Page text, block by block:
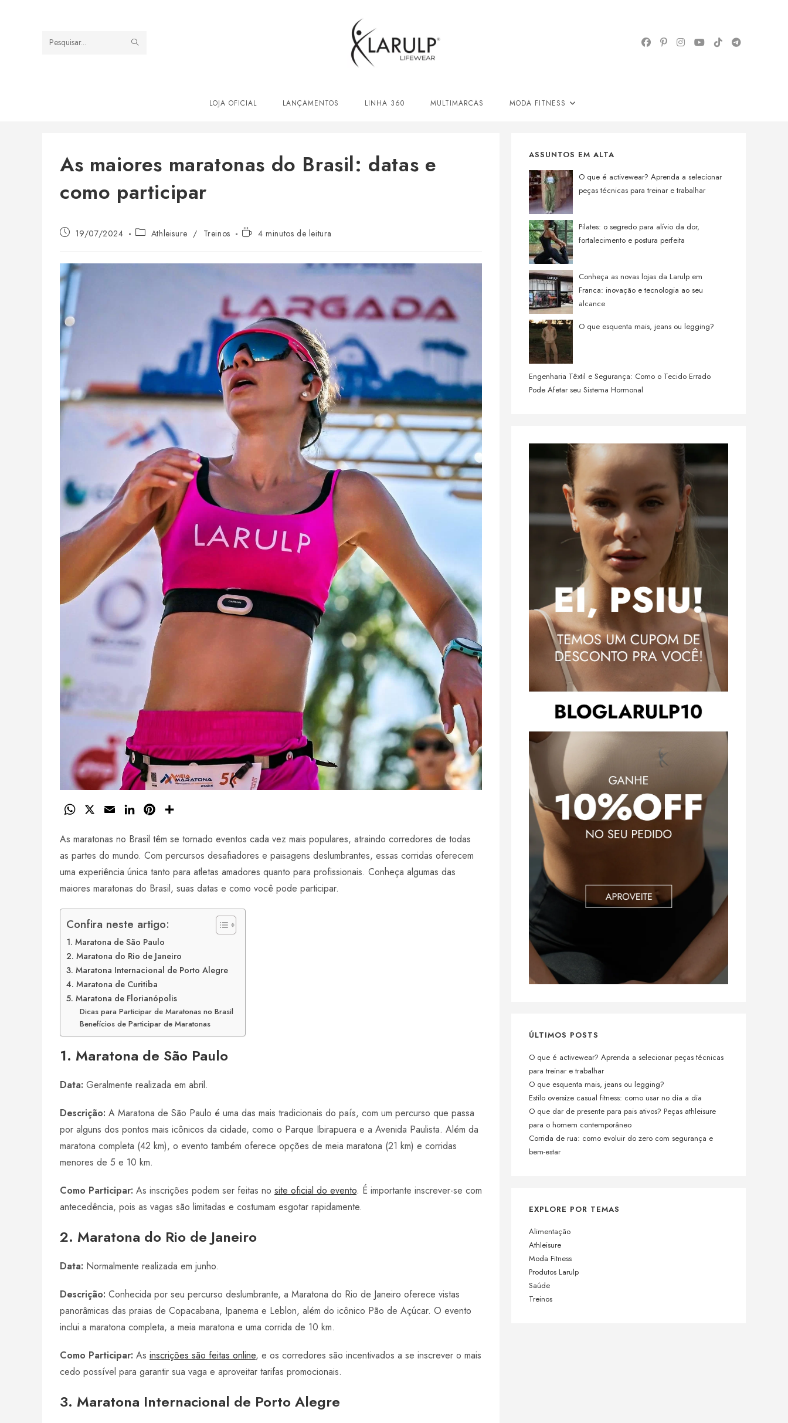
Pesquisar
LOJA OFICIAL LANÇAMENTOS LINHA 360 MULTIMARCAS MODA FITNESS
As maiores maratonas do Brasil: datas e
como participar
Post 19/07/2024
Categoria
Athleisure / Treinos
Tempo4 minutos de leitura
W
a
t
s
A
a
i
l
n
k
e
d
n
t
e
r
t
a
r
e
As maratonas no Brasil têm se tornado eventos cada vez mais populares, atraindo corredores de todas
as partes do mundo. Com percursos desafiadores e paisagens deslumbrantes, essas corridas oferecem
uma experiência única tanto para atletas amadores quanto para profissionais. Conheça algumas das
maiores maratonas do Brasil, suas datas e como você pode participar.
Confira neste artigo:
1. Maratona de São Paulo
2. Maratona do Rio de Janeiro
3. Maratona Internacional de Porto Alegre
4. Maratona de Curitiba
5. Maratona de Florianópolis
Dicas para Participar de Maratonas no Brasil
Benefícios de Participar de Maratonas
1. Maratona de São Paulo
Data: Geralmente realizada em abril.
Descrição: A Maratona de São Paulo é uma das mais tradicionais do país, com um percurso que passa
por alguns dos pontos mais icônicos da cidade, como o Parque Ibirapuera e a Avenida Paulista. Além da
maratona completa (42 km), o evento também oferece opções de meia maratona (21 km) e corridas
menores de 5 e 10 km.
Como Participar: As inscrições podem ser feitas no site oficial do evento. É importante inscrever-se com
antecedência, pois as vagas são limitadas e costumam esgotar rapidamente.
2. Maratona do Rio de Janeiro
Data: Normalmente realizada em junho.
Descrição: Conhecida por seu percurso deslumbrante, a Maratona do Rio de Janeiro oferece vistas
panorâmicas das praias de Copacabana, Ipanema e Leblon, além do icônico Pão de Açúcar. O evento
inclui a maratona completa, a meia maratona e uma corrida de 10 km.
Como Participar: As inscrições são feitas online, e os corredores são incentivados a se inscrever o mais
cedo possível para garantir sua vaga e aproveitar tarifas promocionais.
3. Maratona Internacional de Porto Alegre
ASSUNTOS EM ALTA
O que é activewear? Aprenda a selecionar
peças técnicas para treinar e trabalhar
Pilates: o segredo para alívio da dor,
fortalecimento e postura perfeita
Conheça as novas lojas da Larulp em
Franca: inovação e tecnologia ao seu
alcance
O que esquenta mais, jeans ou legging?
Engenharia Têxtil e Segurança: Como o Tecido Errado
Pode Afetar seu Sistema Hormonal
ÚLTIMOS POSTS
O que é activewear? Aprenda a selecionar peças técnicas
para treinar e trabalhar
O que esquenta mais, jeans ou legging?
Estilo oversize casual fitness: como usar no dia a dia
O que dar de presente para pais ativos? Peças athleisure
para o homem contemporâneo
Corrida de rua: como evoluir do zero com segurança e
bem-estar
EXPLORE POR TEMAS
Alimentação
Athleisure
Moda Fitness
Produtos Larulp
Saúde
Treinos